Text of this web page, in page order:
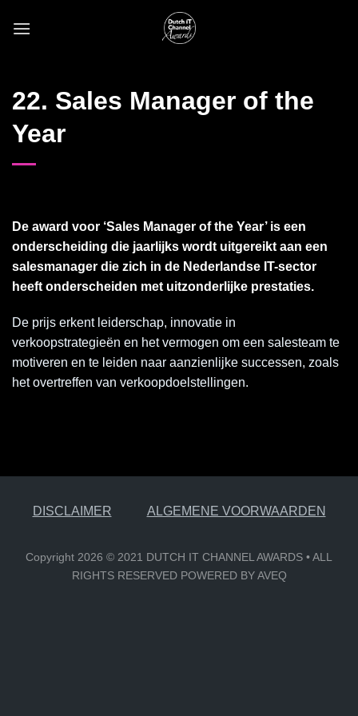
22. Sales Manager of the
Year
De award voor ‘Sales Manager of the Year’ is een
onderscheiding die jaarlijks wordt uitgereikt aan een
salesmanager die zich in de Nederlandse IT-sector
heeft onderscheiden met uitzonderlijke prestaties.
De prijs erkent leiderschap, innovatie in
verkoopstrategieën en het vermogen om een salesteam te
motiveren en te leiden naar aanzienlijke successen, zoals
het overtreffen van verkoopdoelstellingen.
DISCLAIMER ALGEMENE VOORWAARDEN
Copyright 2026 © 2021 DUTCH IT CHANNEL AWARDS • ALL
RIGHTS RESERVED POWERED BY AVEQ